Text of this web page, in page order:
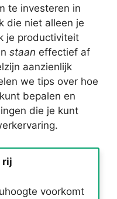
te investeren in
die niet alleen je
je productiviteit
staan effectief af
aanzienlijk
we tips over hoe
bepalen en
die je kunt
rij
voorkomt